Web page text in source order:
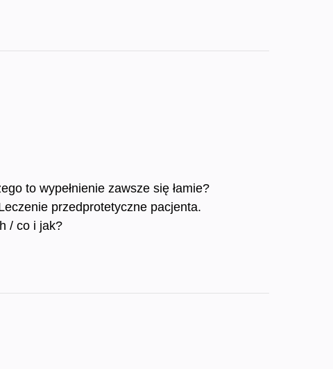
to wypełnienie zawsze się łamie?
przedprotetyczne pacjenta.
/ co i jak?